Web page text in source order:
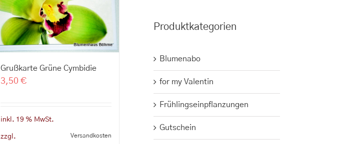
Grußkarte Grüne Cymbidie
3,50 €
inkl. 19 % MwSt.
zzgl. Versandkosten
Produktkategorien
Blumenabo
for my Valentin
Frühlingseinpflanzungen
Gutschein